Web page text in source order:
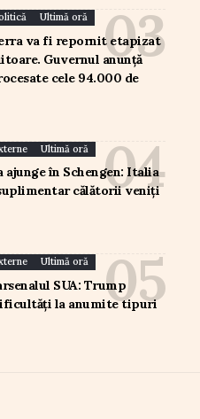
Ultimă oră
va fi repornit etapizat
Guvernul anunță
cele 94.000 de
Ultimă oră
ajunge în Schengen: Italia
călătorii veniți
Ultimă oră
SUA: Trump
la anumite tipuri